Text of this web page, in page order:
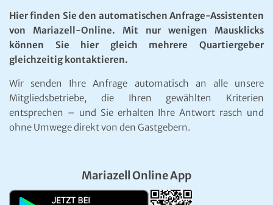
Hier finden Sie den automatischen Anfrage-Assistenten
von Mariazell-Online. Mit nur wenigen Mausklicks
können Sie hier gleich mehrere Quartiergeber
gleichzeitig kontaktieren.
Wir senden Ihre Anfrage automatisch an alle unsere
Mitgliedsbetriebe, die Ihren gewählten Kriterien
entsprechen – und Sie erhalten Ihre Antwort rasch und
ohne Umwege direkt von den Gastgebern.
Mariazell Online App